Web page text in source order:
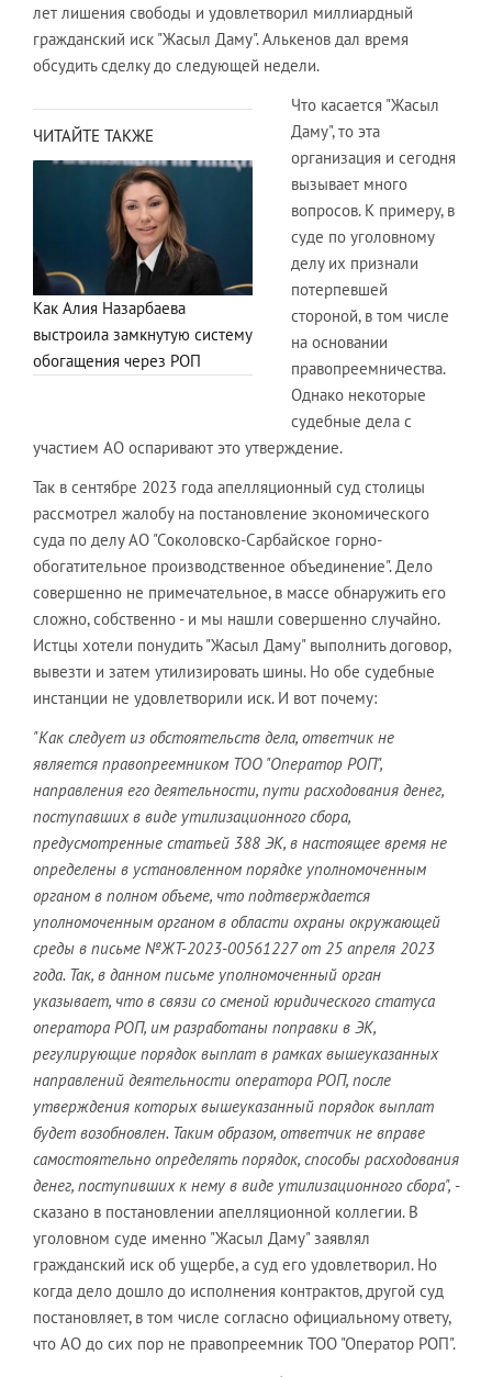
лет лишения свободы и удовлетворил миллиардный
гражданский иск "Жасыл Даму". Алькенов дал время
обсудить сделку до следующей недели.
ЧИТАЙТЕ ТАКЖЕ
Как Алия Назарбаева
выстроила замкнутую систему
обогащения через РОП
Что касается "Жасыл
Даму", то эта
организация и сегодня
вызывает много
вопросов. К примеру, в
суде по уголовному
делу их признали
потерпевшей
стороной, в том числе
на основании
правопреемничества.
Однако некоторые
судебные дела с
участием АО оспаривают это утверждение.
Так в сентябре 2023 года апелляционный суд столицы
рассмотрел жалобу на постановление экономического
суда по делу АО "Соколовско-Сарбайское горно-
обогатительное производственное объединение". Дело
совершенно не примечательное, в массе обнаружить его
сложно, собственно - и мы нашли совершенно случайно.
Истцы хотели понудить "Жасыл Даму" выполнить договор,
вывезти и затем утилизировать шины. Но обе судебные
инстанции не удовлетворили иск. И вот почему:
"Как следует из обстоятельств дела, ответчик не
является правопреемником ТОО "Оператор РОП",
направления его деятельности, пути расходования денег,
поступавших в виде утилизационного сбора,
предусмотренные статьей 388 ЭК, в настоящее время не
определены в установленном порядке уполномоченным
органом в полном объеме, что подтверждается
уполномоченным органом в области охраны окружающей
среды в письме №ЖТ-2023-00561227 от 25 апреля 2023
года. Так, в данном письме уполномоченный орган
указывает, что в связи со сменой юридического статуса
оператора РОП, им разработаны поправки в ЭК,
регулирующие порядок выплат в рамках вышеуказанных
направлений деятельности оператора РОП, после
утверждения которых вышеуказанный порядок выплат
будет возобновлен. Таким образом, ответчик не вправе
самостоятельно определять порядок, способы расходования
денег, поступивших к нему в виде утилизационного сбора", -
сказано в постановлении апелляционной коллегии. В
уголовном суде именно "Жасыл Даму" заявлял
гражданский иск об ущербе, а суд его удовлетворил. Но
когда дело дошло до исполнения контрактов, другой суд
постановляет, в том числе согласно официальному ответу,
что АО до сих пор не правопреемник ТОО "Оператор РОП".